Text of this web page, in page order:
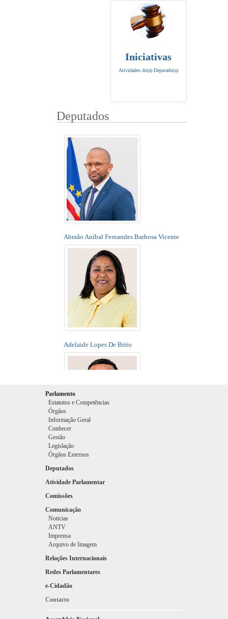
Iniciativas
Atividades do(a) Deputado(a)
Deputados
Abraão Aníbal Fernandes Barbosa Vicente
Adelaide Lopes De Brito
Adilson da Graça Jesus
Alberto Pereira Rodrigues
Parlamento
Estatutos e Competências
Órgãos
Informação Geral
Conhecer
Gestão
Legislação
Órgãos Externos
Deputados
Atividade Parlamentar
Comissões
Comunicação
Noticias
ANTV
Imprensa
Arquivo de Imagem
Relações Internacionais
Redes Parlamentares
e-Cidadão
Contacto